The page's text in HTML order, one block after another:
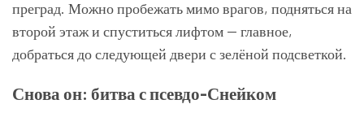
преград. Можно пробежать мимо врагов, подняться на
второй этаж и спуститься лифтом — главное,
добраться до следующей двери с зелёной подсветкой.
Снова он: битва с псевдо-Снейком